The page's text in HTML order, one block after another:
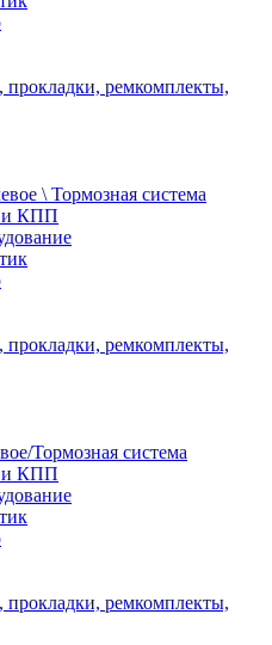
прокладки, ремкомплекты,
\ Тормозная система
и КПП
прокладки, ремкомплекты,
Тормозная система
и КПП
прокладки, ремкомплекты,